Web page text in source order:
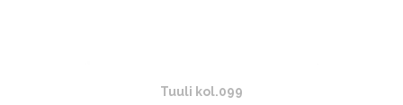
Tuuli kol.099